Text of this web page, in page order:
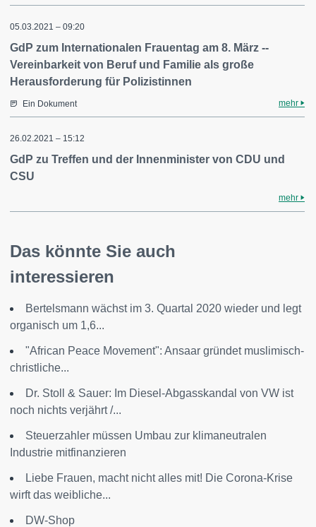
05.03.2021 – 09:20
GdP zum Internationalen Frauentag am 8. März --
Vereinbarkeit von Beruf und Familie als große
Herausforderung für Polizistinnen
Ein Dokument mehr
26.02.2021 – 15:12
GdP zu Treffen und der Innenminister von CDU und
CSU
mehr
Das könnte Sie auch
interessieren
Bertelsmann wächst im 3. Quartal 2020 wieder und legt
organisch um 1,6...
"African Peace Movement": Ansaar gründet muslimisch-
christliche...
Dr. Stoll & Sauer: Im Diesel-Abgasskandal von VW ist
noch nichts verjährt /...
Steuerzahler müssen Umbau zur klimaneutralen
Industrie mitfinanzieren
Liebe Frauen, macht nicht alles mit! Die Corona-Krise
wirft das weibliche...
DW-Shop